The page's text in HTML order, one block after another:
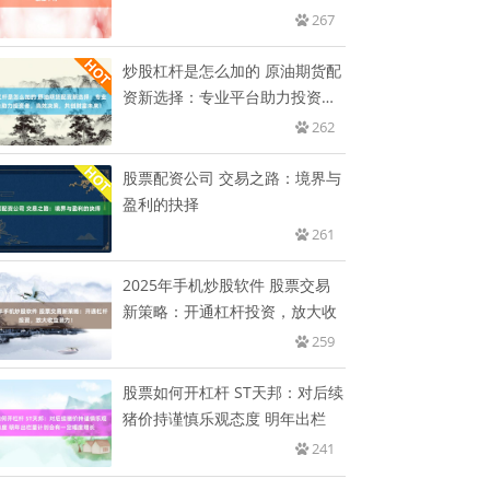
267
炒股杠杆是怎么加的 原油期货配
资新选择：专业平台助力投资
262
股票配资公司 交易之路：境界与
盈利的抉择
261
2025年手机炒股软件 股票交易
新策略：开通杠杆投资，放大收
259
股票如何开杠杆 ST天邦：对后续
猪价持谨慎乐观态度 明年出栏
241